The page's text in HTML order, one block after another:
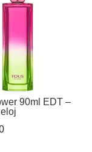
90ml EDT –